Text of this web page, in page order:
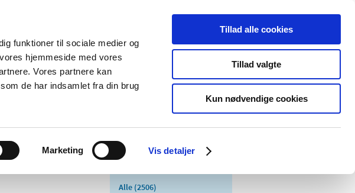
funktioner til sociale medier og
hjemmeside med vores
Vores partnere kan
de har indsamlet fra din brug
Marketing Vis detaljer
Tillad alle cookies
Tillad valgte
Kun nødvendige cookies
Om os Kontakt Udgivelser
og salg af
Medicinsk
Særlige
produktområder
Alle (2506)